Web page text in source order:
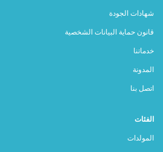
شهادات الجودة
قانون حماية البيانات الشخصية
خدماتنا
المدونة
اتصل بنا
الفئات
المولدات